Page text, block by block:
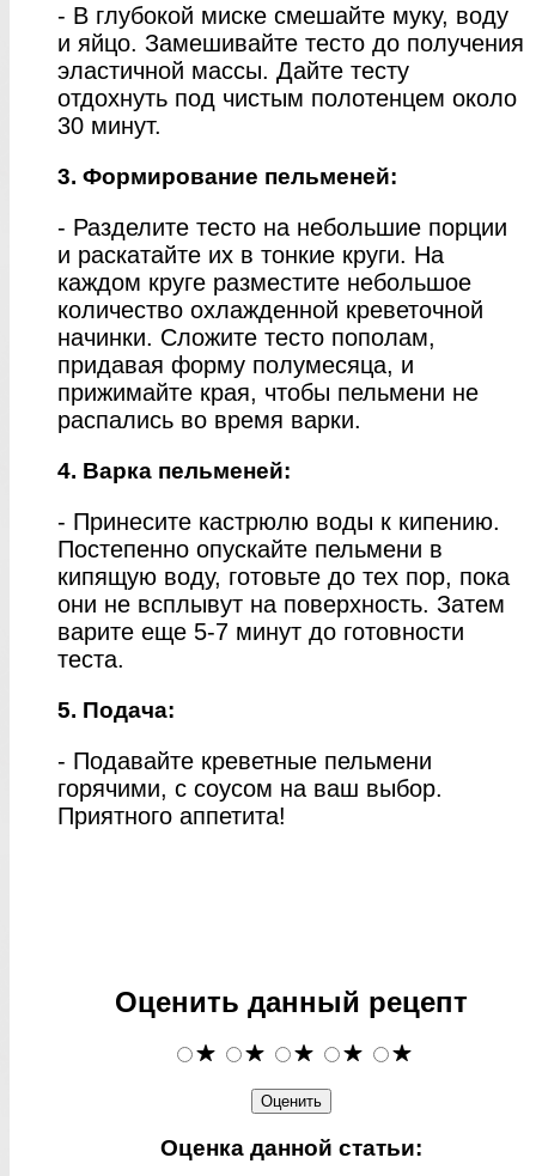
- В глубокой миске смешайте муку, воду
и яйцо. Замешивайте тесто до получения
эластичной массы. Дайте тесту
отдохнуть под чистым полотенцем около
30 минут.
3. Формирование пельменей:
- Разделите тесто на небольшие порции
и раскатайте их в тонкие круги. На
каждом круге разместите небольшое
количество охлажденной креветочной
начинки. Сложите тесто пополам,
придавая форму полумесяца, и
прижимайте края, чтобы пельмени не
распались во время варки.
4. Варка пельменей:
- Принесите кастрюлю воды к кипению.
Постепенно опускайте пельмени в
кипящую воду, готовьте до тех пор, пока
они не всплывут на поверхность. Затем
варите еще 5-7 минут до готовности
теста.
5. Подача:
- Подавайте креветные пельмени
горячими, с соусом на ваш выбор.
Приятного аппетита!
Оценить данный рецепт
Оценка данной статьи: